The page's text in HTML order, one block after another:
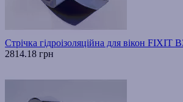
Стрічка гідроізоляційна для вікон FIXIT
2814.18 грн